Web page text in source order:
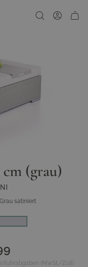
(grau)
satiniert
(MwSt./Zoll)